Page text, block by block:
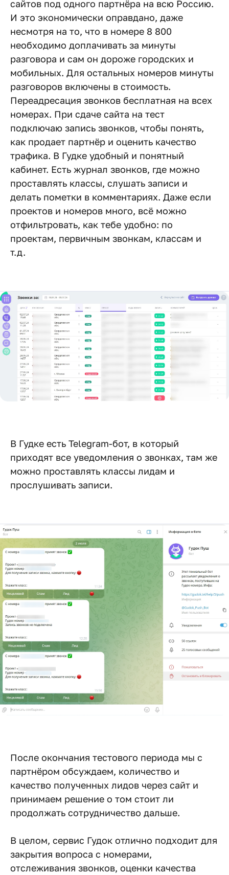
сайтов под одного партнёра на всю Россию.
И это экономически оправдано, даже
несмотря на то, что в номере 8 800
необходимо доплачивать за минуты
разговора и сам он дороже городских и
мобильных. Для остальных номеров минуты
разговоров включены в стоимость.
Переадресация звонков бесплатная на всех
номерах. При сдаче сайта на тест
подключаю запись звонков, чтобы понять,
как продает партнёр и оценить качество
трафика. В Гудке удобный и понятный
кабинет. Есть журнал звонков, где можно
проставлять классы, слушать записи и
делать пометки в комментариях. Даже если
проектов и номеров много, всё можно
отфильтровать, как тебе удобно: по
проектам, первичным звонкам, классам и
т.д.
В Гудке есть Telegram-бот, в который
приходят все уведомления о звонках, там же
можно проставлять классы лидам и
прослушивать записи.
После окончания тестового периода мы с
партнёром обсуждаем, количество и
качество полученных лидов через сайт и
принимаем решение о том стоит ли
продолжать сотрудничество дальше.
В целом, сервис Гудок отлично подходит для
закрытия вопроса с номерами,
отслеживания звонков, оценки качества